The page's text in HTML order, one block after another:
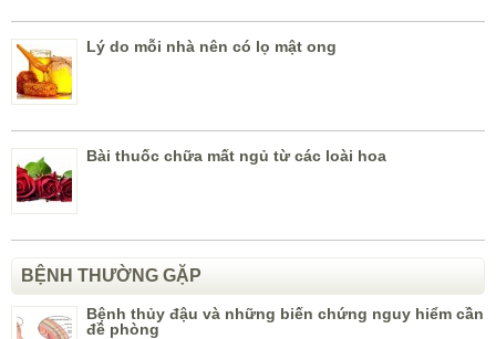
Lý do mỗi nhà nên có lọ mật ong
Bài thuốc chữa mất ngủ từ các loài hoa
BỆNH THƯỜNG GẶP
Bệnh thủy đậu và những biến chứng nguy hiểm cần
đề phòng